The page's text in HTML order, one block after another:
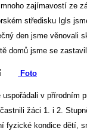
zajímavostí ze
středisku Igls
den jsme věnovali
domů jsme se
Foto
v přírodním
žáci 1. i 2.
fyzické kondice dětí,